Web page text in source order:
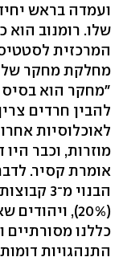
ועמדה בראש
שלו. רומנוב
המרכזית
מחלקת מחקר של
"מחקר הוא בסיס
להבין חרדים
לאוכלוסיות
מוזרות, וכבר
אומרת קסיר.
כללנו מסורתיים
התנהגויות